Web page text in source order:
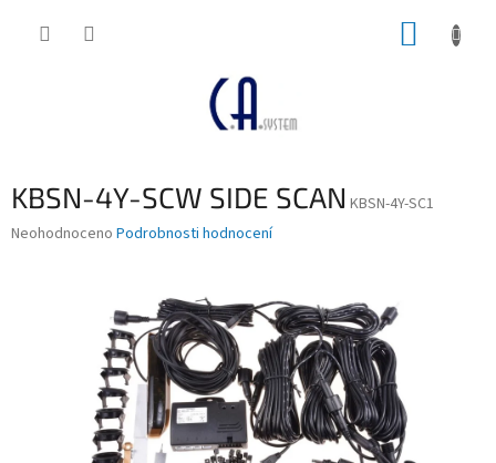
KBSN-4Y-SCW SIDE SCAN KBSN-4Y-SC1
Průměrné
Neohodnoceno Podrobnosti hodnocení